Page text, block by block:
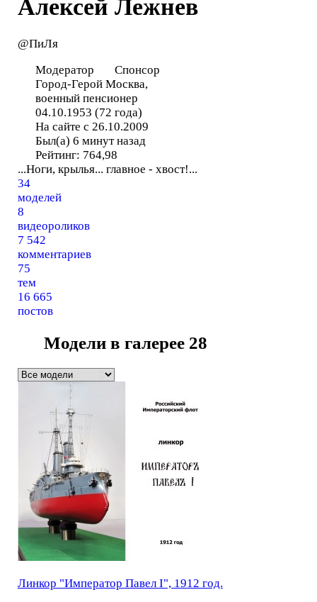
Алексей Лежнев
@ПиЛя
Модератор
Спонсор
Город-Герой Москва,
военный пенсионер
04.10.1953 (72 года)
На сайте с 26.10.2009
Был(а) 6 минут назад
Рейтинг: 764,98
...Ноги, крылья... главное - хвост!...
34
моделей
8
видеороликов
7 542
комментариев
75
тем
16 665
постов
Модели в галерее 28
Линкор "Император Павел I", 1912 год.